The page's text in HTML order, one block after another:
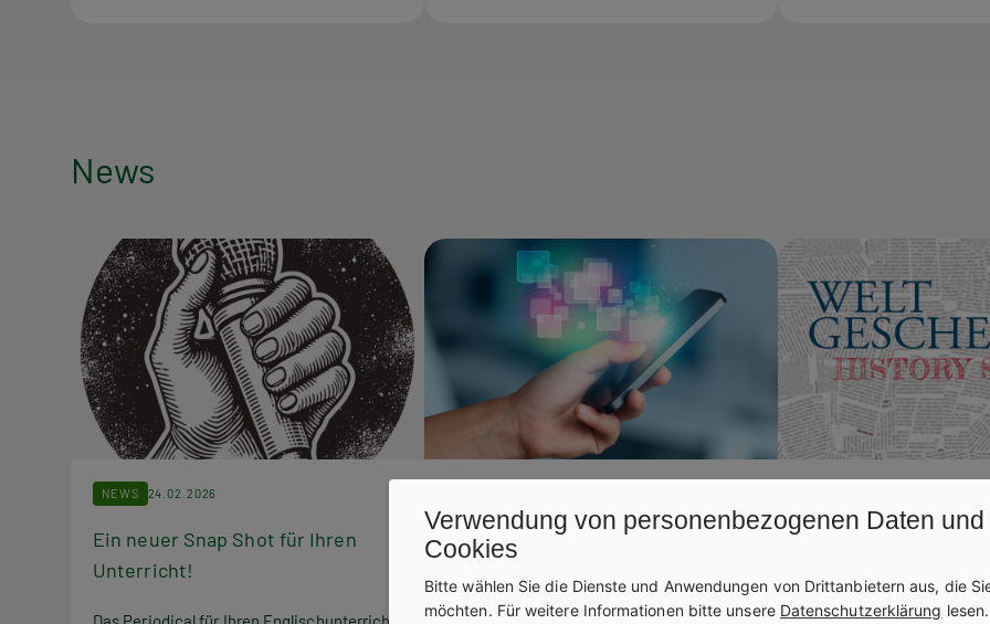
News
News
NEWS 24.02.2026
Ein neuer Snap Shot für Ihren
Unterricht!
Marktplatz Lernapps
Qualitätsgeprüfte Apps für Ihren Unterricht
ohne Zusatzkosten bestellen? Ganz
Die perfekte Ergänzung
mit Weltgeschehen:
Verwendung von personenbezogenen Daten und
Cookies
Bitte wählen Sie die Dienste und Anwendungen von Drittanbietern aus, die
möchten. Für weitere Informationen bitte unsere Datenschutzerklärung lesen.